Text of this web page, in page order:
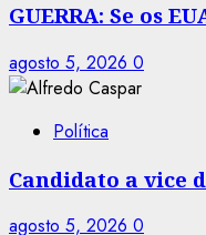
GUERRA: Se os
agosto 5, 2026 0
Política
Candidato a vice
agosto 5, 2026 0